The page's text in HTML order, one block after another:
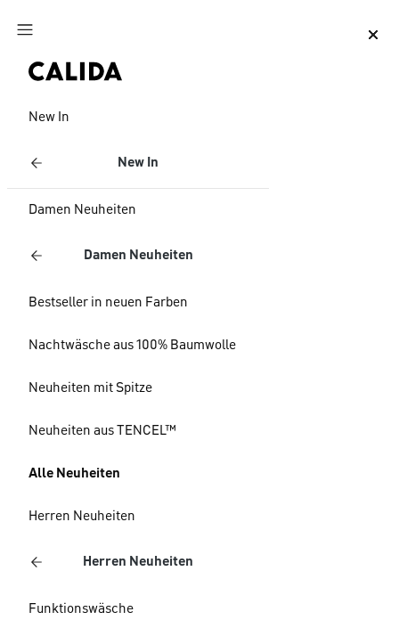
Zum Hauptinhalt springen
New In
New In
Damen Neuheiten
Damen Neuheiten
Bestseller in neuen Farben
Nachtwäsche aus 100% Baumwolle
Neuheiten mit Spitze
Neuheiten aus TENCEL™
Alle Neuheiten
Herren Neuheiten
Herren Neuheiten
Funktionswäsche